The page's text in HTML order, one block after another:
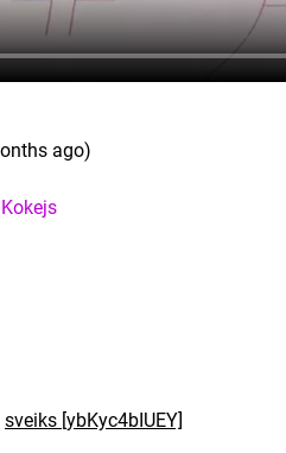
ago)
Kokejs
sveiks [ybKyc4bIUEY]